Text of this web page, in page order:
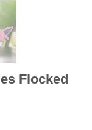
Flocked